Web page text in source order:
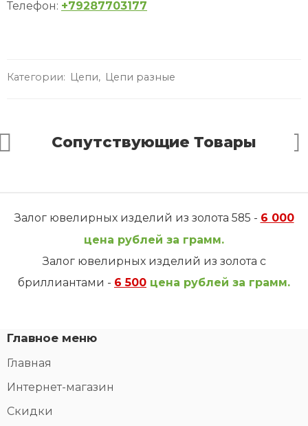
Телефон: +79287703177
Категории: Цепи, Цепи разные
Сопутствующие Товары
Залог ювелирных изделий из золота 585 - 6 000
цена рублей за грамм.
Залог ювелирных изделий из золота с
бриллиантами - 6 500 цена рублей за грамм.
Главное меню
Главная
Интернет-магазин
Скидки